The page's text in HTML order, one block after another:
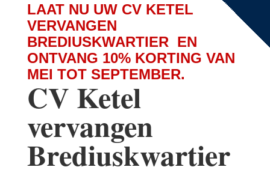
LAAT NU UW CV KETEL
VERVANGEN
BREDIUSKWARTIER EN
ONTVANG 10% KORTING VAN
MEI TOT SEPTEMBER.
CV Ketel
vervangen
Brediuskwartier